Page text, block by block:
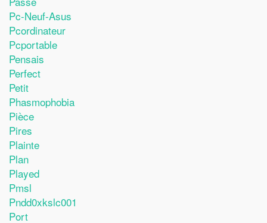
Pc-Neuf-Asus
Pcordinateur
Pcportable
Pensais
Perfect
Petit
Phasmophobia
Pièce
Pires
Plainte
Plan
Played
Pmsl
Pndd0xkslc001
Port